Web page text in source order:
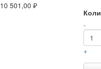
10 501,00 ₽
-
+